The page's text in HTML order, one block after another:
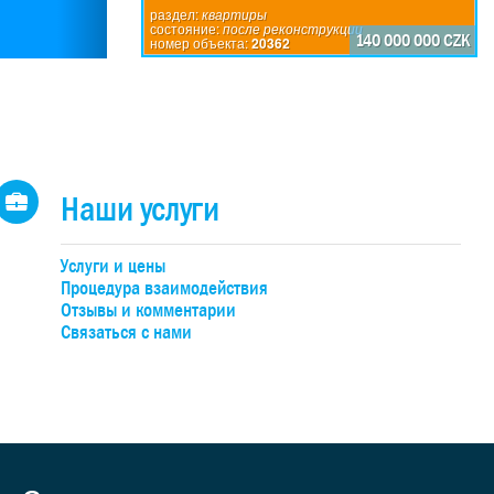
-
+
в
раздел:квартиры
состояние:после реконструкции
номер объекта:20362 140 000 000 CZK
Наши услуги
Услуги и цены
Процедура взаимодействия
Отзывы и комментарии
Связаться с нами